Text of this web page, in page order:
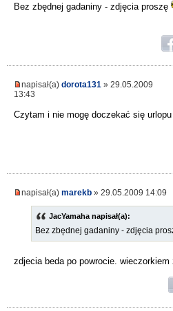
Bez zbędnej gadaniny - zdjęcia proszę
napisał(a) dorota131 » 29.05.2009
13:43
Czytam i nie mogę doczekać się urlopu
napisał(a) marekb » 29.05.2009 14:09
JacYamaha napisał(a):
Bez zbędnej gadaniny - zdjęcia
zdjecia beda po powrocie.